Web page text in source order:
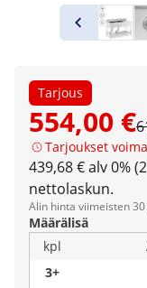
Tarjous
554,00 €
Tarjoukset
439,68 € alv 0%
nettolaskun.
Alin hinta viimeisten
Määrälisä
kpl
3+